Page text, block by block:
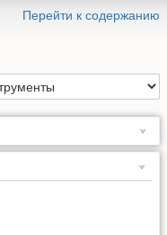
Перейти к содержанию